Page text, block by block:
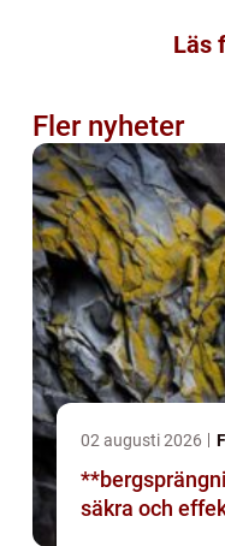
Läs
Fler nyheter
02 augusti 2026
säkra och